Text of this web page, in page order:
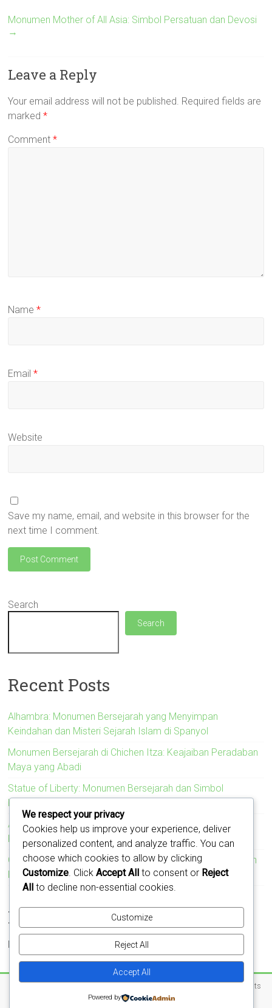
Monumen Mother of All Asia: Simbol Persatuan dan Devosi
→
Leave a Reply
Your email address will not be published. Required fields are
marked*
Comment*
Name*
Email*
Website
Save my name, email, and website in this browser for the
next time I comment.
Search
Search
Recent Posts
Alhambra: Monumen Bersejarah yang Menyimpan
Keindahan dan Misteri Sejarah Islam di Spanyol
Monumen Bersejarah di Chichen Itza: Keajaiban Peradaban
Maya yang Abadi
Statue of Liberty: Monumen Bersejarah dan Simbol
Kebebasan Amerika Serikat
Acropolis: Monumen Bersejarah yang Menyimbolkan
Kejayaan Peradaban Yunani Kuno
Colosseum: Monumen Bersejarah yang Mengukir Kejayaan
Romawi
Recent Comments
No comments to show.
. All rights
reserved.
We respect your privacy
Cookies help us improve your experience, deliver
personalized content, and analyze traffic. You can
choose which cookies to allow by clicking
Customize . Click Accept All to consent or Reject
All to decline non-essential cookies.
Customize
Reject All
Accept All
Powered by